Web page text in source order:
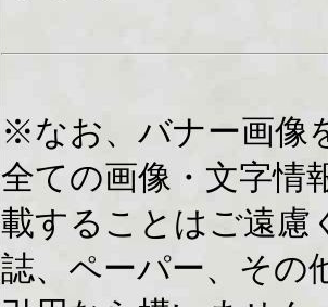
※なお、バナー画像
全ての画像・文字情
載することはご遠慮
誌、ペーパー、その